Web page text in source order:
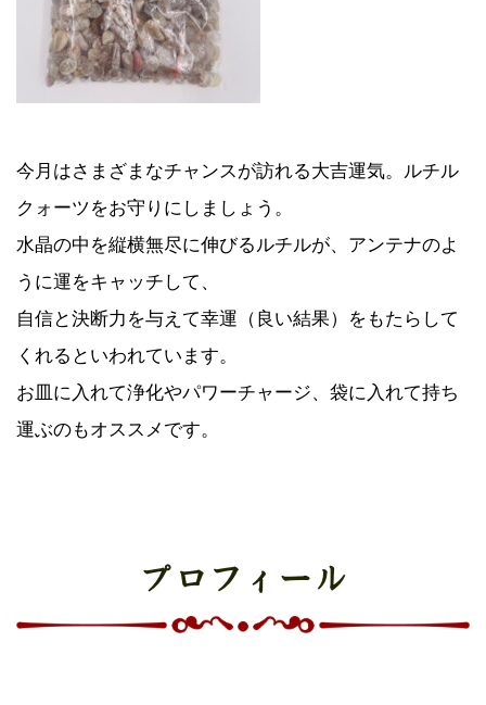
今月はさまざまなチャンスが訪れる大吉運気。ルチル
クォーツをお守りにしましょう。
水晶の中を縦横無尽に伸びるルチルが、アンテナのよ
うに運をキャッチして、
自信と決断力を与えて幸運（良い結果）をもたらして
くれるといわれています。
お皿に入れて浄化やパワーチャージ、袋に入れて持ち
運ぶのもオススメです。
プロフィール